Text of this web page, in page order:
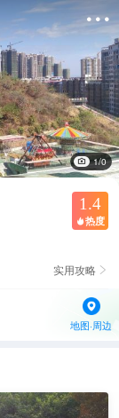

1/0
1.4
 热度
实用攻略 
地图·周边